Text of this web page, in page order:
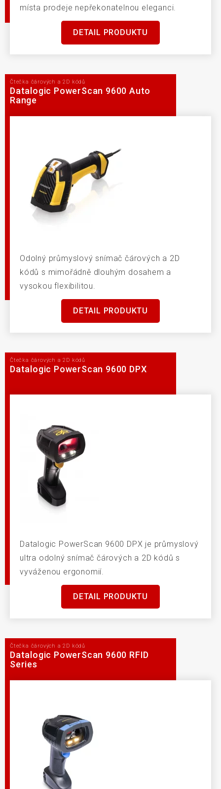
místa prodeje nepřekonatelnou eleganci.
DETAIL PRODUKTU
Čtečka čárových a 2D kódů
Datalogic PowerScan 9600 Auto
Range
Odolný průmyslový snímač čárových a 2D
kódů s mimořádně dlouhým dosahem a
vysokou flexibilitou.
DETAIL PRODUKTU
Čtečka čárových a 2D kódů
Datalogic PowerScan 9600 DPX
Datalogic PowerScan 9600 DPX je průmyslový
ultra odolný snímač čárových a 2D kódů s
vyváženou ergonomií.
DETAIL PRODUKTU
Čtečka čárových a 2D kódů
Datalogic PowerScan 9600 RFID
Series